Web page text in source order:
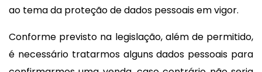
ao tema da proteção de dados pessoais em vigor.
Conforme previsto na legislação, além de permitido,
é necessário tratarmos alguns dados pessoais para